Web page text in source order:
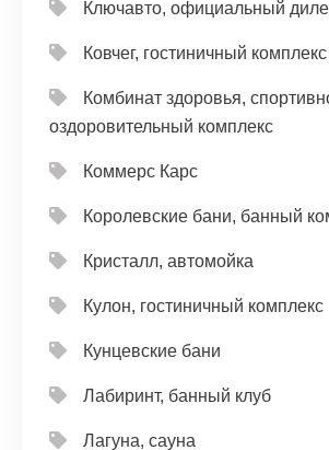
Ключавто, официальный
Ковчег, гостиничный комплекс
Комбинат здоровья,
оздоровительный комплекс
Коммерс Карс
Королевские бани, банный
Кристалл, автомойка
Кулон, гостиничный комплекс
Кунцевские бани
Лабиринт, банный клуб
Лагуна, сауна